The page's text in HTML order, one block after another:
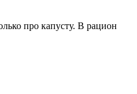
про капусту. В рацион